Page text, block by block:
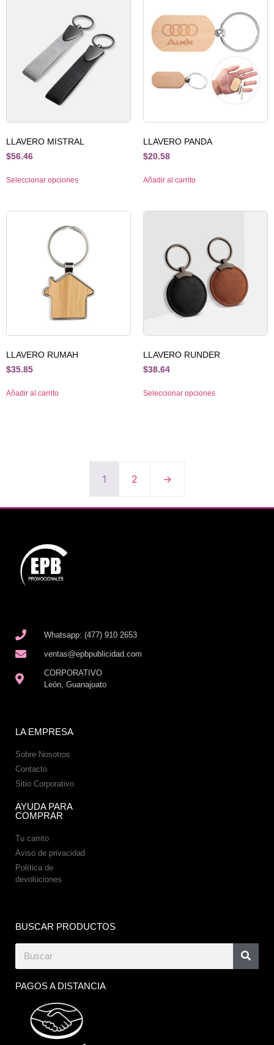
LLAVERO MISTRAL
$56.46
Seleccionar opciones
LLAVERO PANDA
$20.58
Añadir al carrito
LLAVERO RUMAH
$35.85
Añadir al carrito
LLAVERO RUNDER
$38.64
Seleccionar opciones
1 2 →
Whatsapp: (477) 910 2653
ventas@epbpublicidad.com
CORPORATIVO
León, Guanajuato
LA EMPRESA
Sobre Nosotros
Contacto
Sitio Corporativo
AYUDA PARA
COMPRAR
Tu carrito
Aviso de privacidad
Política de
devoluciones
BUSCAR PRODUCTOS
PAGOS A DISTANCIA